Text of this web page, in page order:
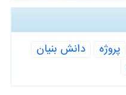
پروژه
دانش بنیان